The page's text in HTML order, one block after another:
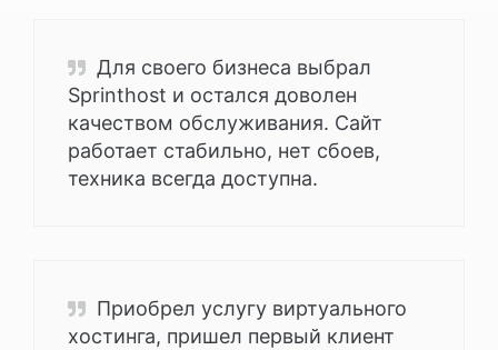
Для своего бизнеса выбрал
Sprinthost и остался доволен
качеством обслуживания. Сайт
работает стабильно, нет сбоев,
техника всегда доступна.
Приобрел услугу виртуального
хостинга, пришел первый клиент